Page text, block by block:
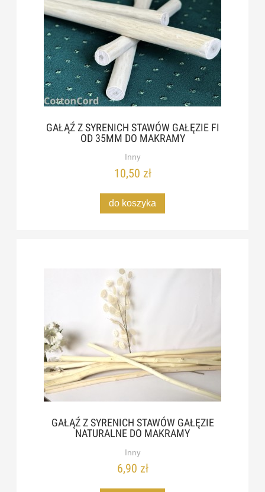
GAŁĄŹ Z SYRENICH STAWÓW GAŁĘZIE FI
OD 35MM DO MAKRAMY
Inny
10,50 zł
do koszyka
GAŁĄŹ Z SYRENICH STAWÓW GAŁĘZIE
NATURALNE DO MAKRAMY
Inny
6,90 zł